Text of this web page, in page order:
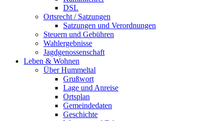
DSL
Ortsrecht / Satzungen
Satzungen und Verordnungen
Steuern und Gebühren
Wahlergebnisse
Jagdgenossenschaft
Leben & Wohnen
Über Hummeltal
Grußwort
Lage und Anreise
Ortsplan
Gemeindedaten
Geschichte